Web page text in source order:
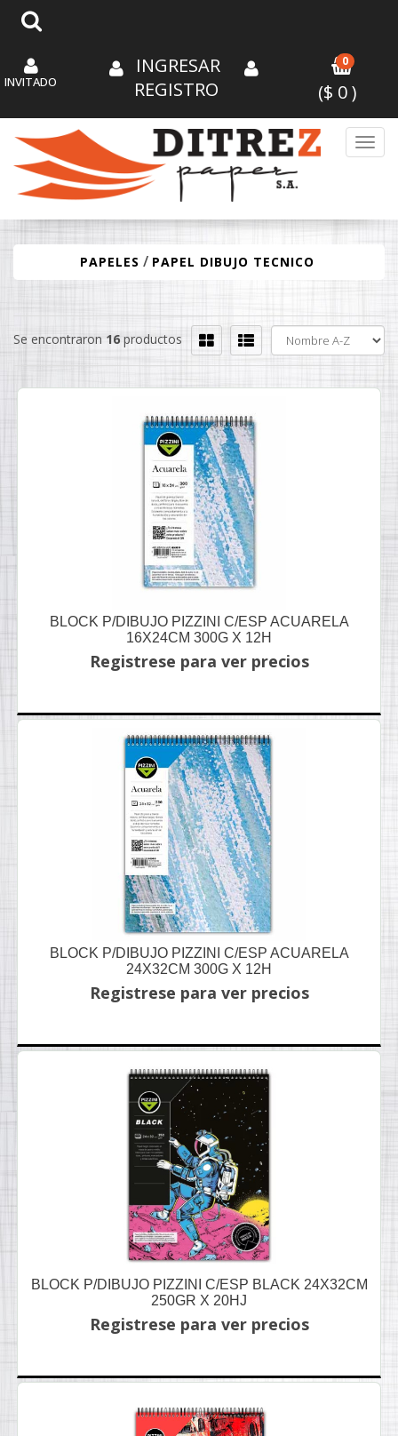
INVITADO
INGRESAR
REGISTRO
0
($ 0)
PAPELES / PAPEL DIBUJO TECNICO
Se encontraron 16 productos
BLOCK P/DIBUJO PIZZINI C/ESP ACUARELA
16X24CM 300G X 12H
Registrese para ver precios
BLOCK P/DIBUJO PIZZINI C/ESP ACUARELA
24X32CM 300G X 12H
Registrese para ver precios
BLOCK P/DIBUJO PIZZINI C/ESP BLACK 24X32CM
250GR X 20HJ
Registrese para ver precios